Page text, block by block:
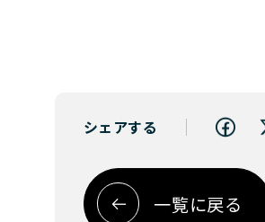
シェアする
一覧に戻る